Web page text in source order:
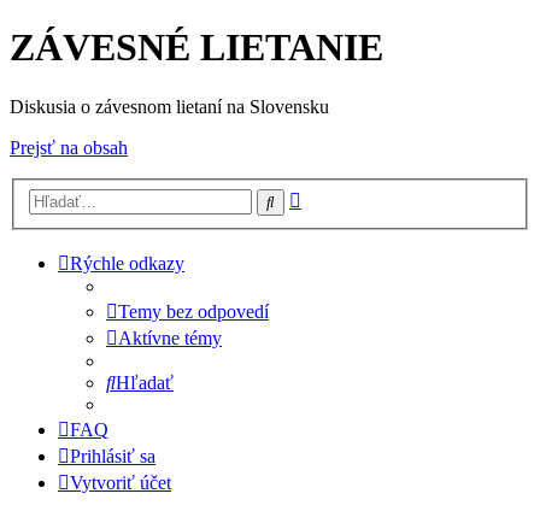
ZÁVESNÉ LIETANIE
Diskusia o závesnom lietaní na Slovensku
Prejsť na obsah
Hľadať
Rýchle odkazy
Temy bez odpovedí
Aktívne témy
Hľadať
FAQ
Prihlásiť sa
Vytvoriť účet